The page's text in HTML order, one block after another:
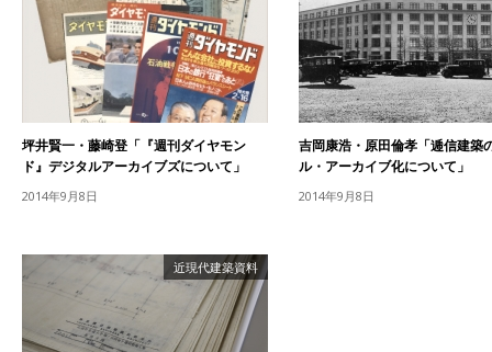
坪井賢一・藤崎登「『週刊ダイヤモン
ド』デジタルアーカイブズについて」
2014年9月8日
吉岡康浩・原田倫孝「逓信建築
ル・アーカイブ化について」
2014年9月8日
近現代建築資料